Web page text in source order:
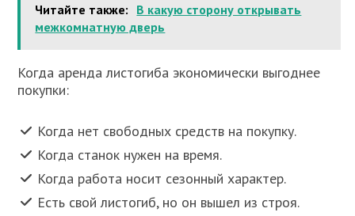
Читайте также: В какую сторону открывать
межкомнатную дверь
Когда аренда листогиба экономически выгоднее
покупки:
Когда нет свободных средств на покупку.
Когда станок нужен на время.
Когда работа носит сезонный характер.
Есть свой листогиб, но он вышел из строя.